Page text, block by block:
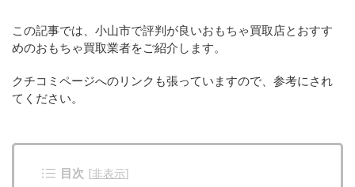
この記事では、小山市で評判が良いおもちゃ買取店とおすす
めのおもちゃ買取業者をご紹介します。
クチコミページへのリンクも張っていますので、参考にされ
てください。
目次 [非表示]